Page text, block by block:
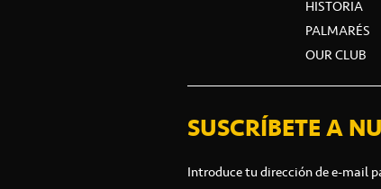
HISTORIA
PALMARÉS
OUR CLUB
SUSCRÍBETE A
Introduce tu dirección de e-mail